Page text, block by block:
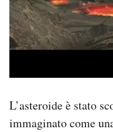
L’asteroide è stato
immaginato come